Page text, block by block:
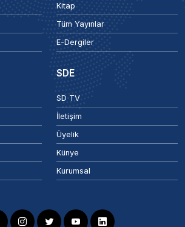
Kitap
Tüm Yayınlar
E-Dergiler
SDE
SD TV
İletişim
Üyelik
Künye
Kurumsal